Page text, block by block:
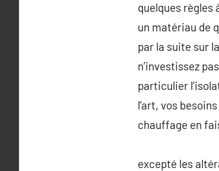
quelques règles
un matériau de
par la suite sur
n’investissez
particulier
l’art, vos
chauffage en
excepté les